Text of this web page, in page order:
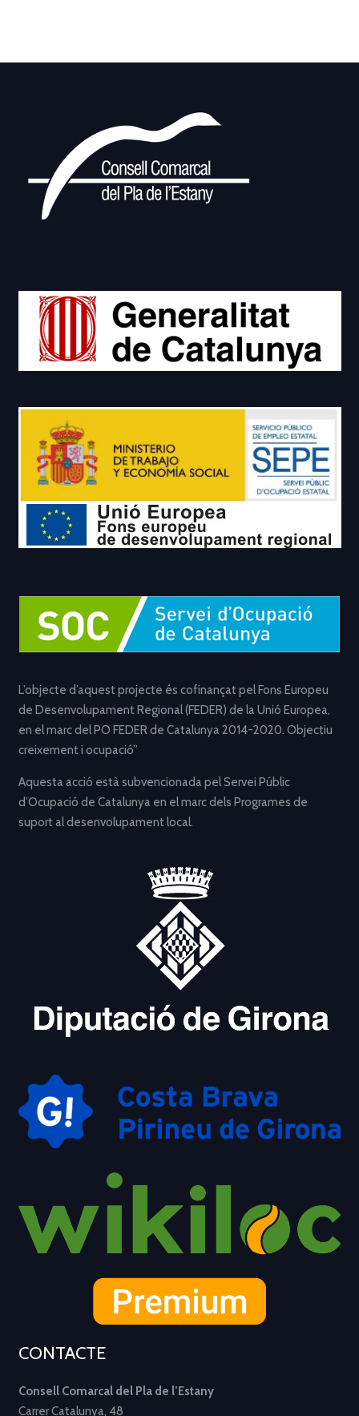
L’objecte d’aquest projecte és cofinançat pel Fons Europeu
de Desenvolupament Regional (FEDER) de la Unió Europea,
en el marc del PO FEDER de Catalunya 2014-2020. Objectiu
creixement i ocupació”
Aquesta acció està subvencionada pel Servei Públic
d’Ocupació de Catalunya en el marc dels Programes de
suport al desenvolupament local.
CONTACTE
Consell Comarcal del Pla de l’Estany
Carrer Catalunya, 48